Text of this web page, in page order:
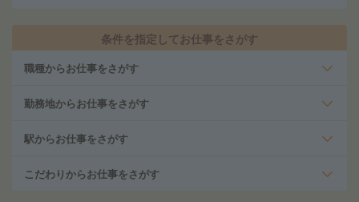
条件を指定してお仕事をさがす
職種からお仕事をさがす
勤務地からお仕事をさがす
駅からお仕事をさがす
こだわりからお仕事をさがす